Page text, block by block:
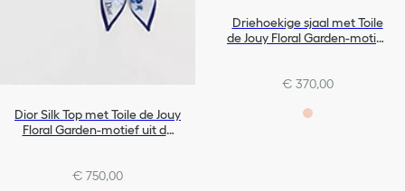
Dior Silk Top met Toile de Jouy
Floral Garden-motief uit de
€ 750,00
Driehoekige sjaal met Toile
de Jouy Floral Garden-motief
€ 370,00